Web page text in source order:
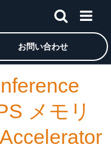
ームページに戻るには、こ
お問い合わせ
メモリ